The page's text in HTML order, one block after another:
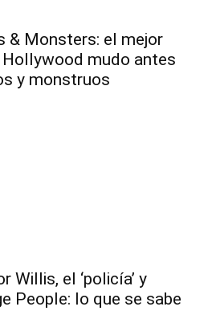
& Monsters: el mejor
mudo antes
y monstruos
Willis, el ‘policía’ y
People: lo que se sabe